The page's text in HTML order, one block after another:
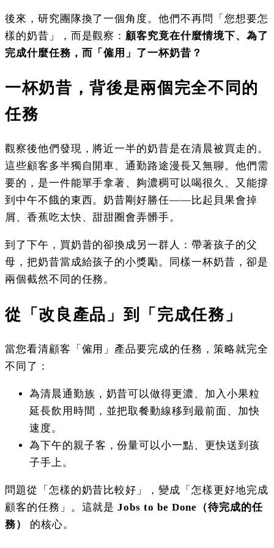
後來，研究團隊換了一個角度。他們不再問「您想要怎
樣的奶昔」，而是觀察： 顧客究竟在什麼情境下、為了
完成什麼任務，而「僱用」了一杯奶昔？
一杯奶昔，背後是兩個完全不同的
任務
觀察後他們發現，將近一半的奶昔是在清晨被買走的。
這些顧客多半獨自開車、通勤路途漫長又無聊。他們需
要的，是一件能單手拿著、夠濃稠可以喝很久、又能撐
到中午不餓的東西。奶昔剛好勝任——比起貝果會掉
屑、香蕉吃太快、甜甜圈會弄髒手。
到了下午，買奶昔的卻換成另一群人：帶著孩子的父
母，把奶昔當成給孩子的小獎勵。同樣一杯奶昔，卻是
兩個截然不同的任務。
從「改良產品」到「完成任務」
當您看清顧客「僱用」產品要完成的任務，策略就完全
不同了：
為清晨通勤族，奶昔可以做得更濃、加入小果粒
延長飲用時間，並把取餐動線移到最前面、加快
速度。
為下午的親子客，份量可以小一點、更快送到孩
子手上。
問題從「怎樣的奶昔比較好」，變成「怎樣更好地完成
顧客的任務」。這就是Jobs to be Done（待完成的任
務）
的核心。